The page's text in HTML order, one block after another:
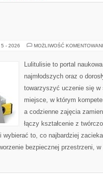
5 - 2026 MOŻLIWOŚĆ
Lulitulisie to portal
najmłodszych oraz o
towarzyszyć uczenie się w
miejsce, w którym
a codzienne zajęcia
łączy kształcenie z
wybierać to, co najbardziej
bezpiecznej przestrzeni,